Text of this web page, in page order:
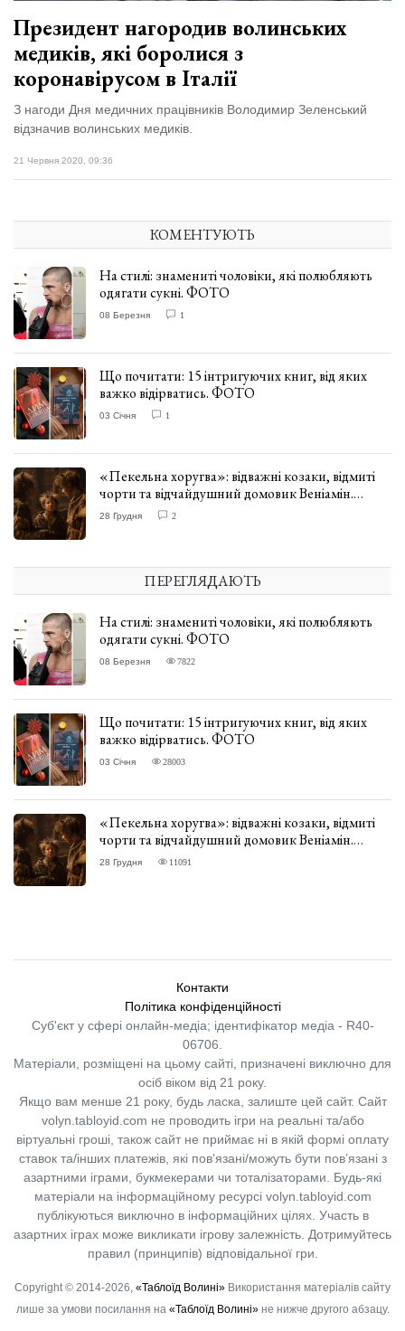
Президент нагородив волинських
медиків, які боролися з
коронавірусом в Італії
З нагоди Дня медичних працівників Володимир Зеленський
відзначив волинських медиків.
21 Червня 2020, 09:36
КОМЕНТУЮТЬ
На стилі: знамениті чоловіки, які полюбляють
одягати сукні. ФОТО
08 Березня 1
Що почитати: 15 інтригуючих книг, від яких
важко відірватись. ФОТО
03 Січня 1
«Пекельна хоругва»: відважні козаки, відмиті
чорти та відчайдушний домовик Веніамін.
ВІДГУК
28 Грудня 2
ПЕРЕГЛЯДАЮТЬ
На стилі: знамениті чоловіки, які полюбляють
одягати сукні. ФОТО
08 Березня 7822
Що почитати: 15 інтригуючих книг, від яких
важко відірватись. ФОТО
03 Січня 28003
«Пекельна хоругва»: відважні козаки, відмиті
чорти та відчайдушний домовик Веніамін.
ВІДГУК
28 Грудня 11091
Контакти
Політика конфіденційності
Суб'єкт у сфері онлайн-медіа; ідентифікатор медіа - R40-
06706.
Матеріали, розміщені на цьому сайті, призначені виключно для
осіб віком від 21 року.
Якщо вам менше 21 року, будь ласка, залиште цей сайт. Сайт
volyn.tabloyid.com не проводить ігри на реальні та/або
віртуальні гроші, також сайт не приймає ні в якій формі оплату
ставок та/інших платежів, які пов’язані/можуть бути пов’язані з
азартними іграми, букмекерами чи тоталізаторами. Будь-які
матеріали на інформаційному ресурсі volyn.tabloyid.com
публікуються виключно в інформаційних цілях. Участь в
азартних іграх може викликати ігрову залежність. Дотримуйтесь
правил (принципів) відповідальної гри.
Copyright © 2014-2026, «Таблоїд Волині» Використання матеріалів сайту
лише за умови посилання на «Таблоїд Волині»не нижче другого абзацу.